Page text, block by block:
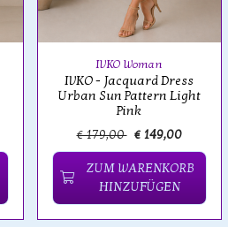
IVKO Woman
IVKO - Jacquard Dress
Urban Sun Pattern Light
Pink
€ 179,00 € 149,00
ZUM WARENKORB
HINZUFÜGEN